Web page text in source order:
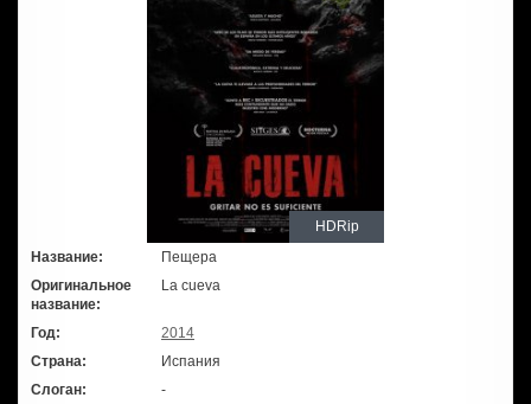
HDRip
Название:
Пещера
Оригинальное
название:
La cueva
Год:
2014
Страна:
Испания
Слоган:
-